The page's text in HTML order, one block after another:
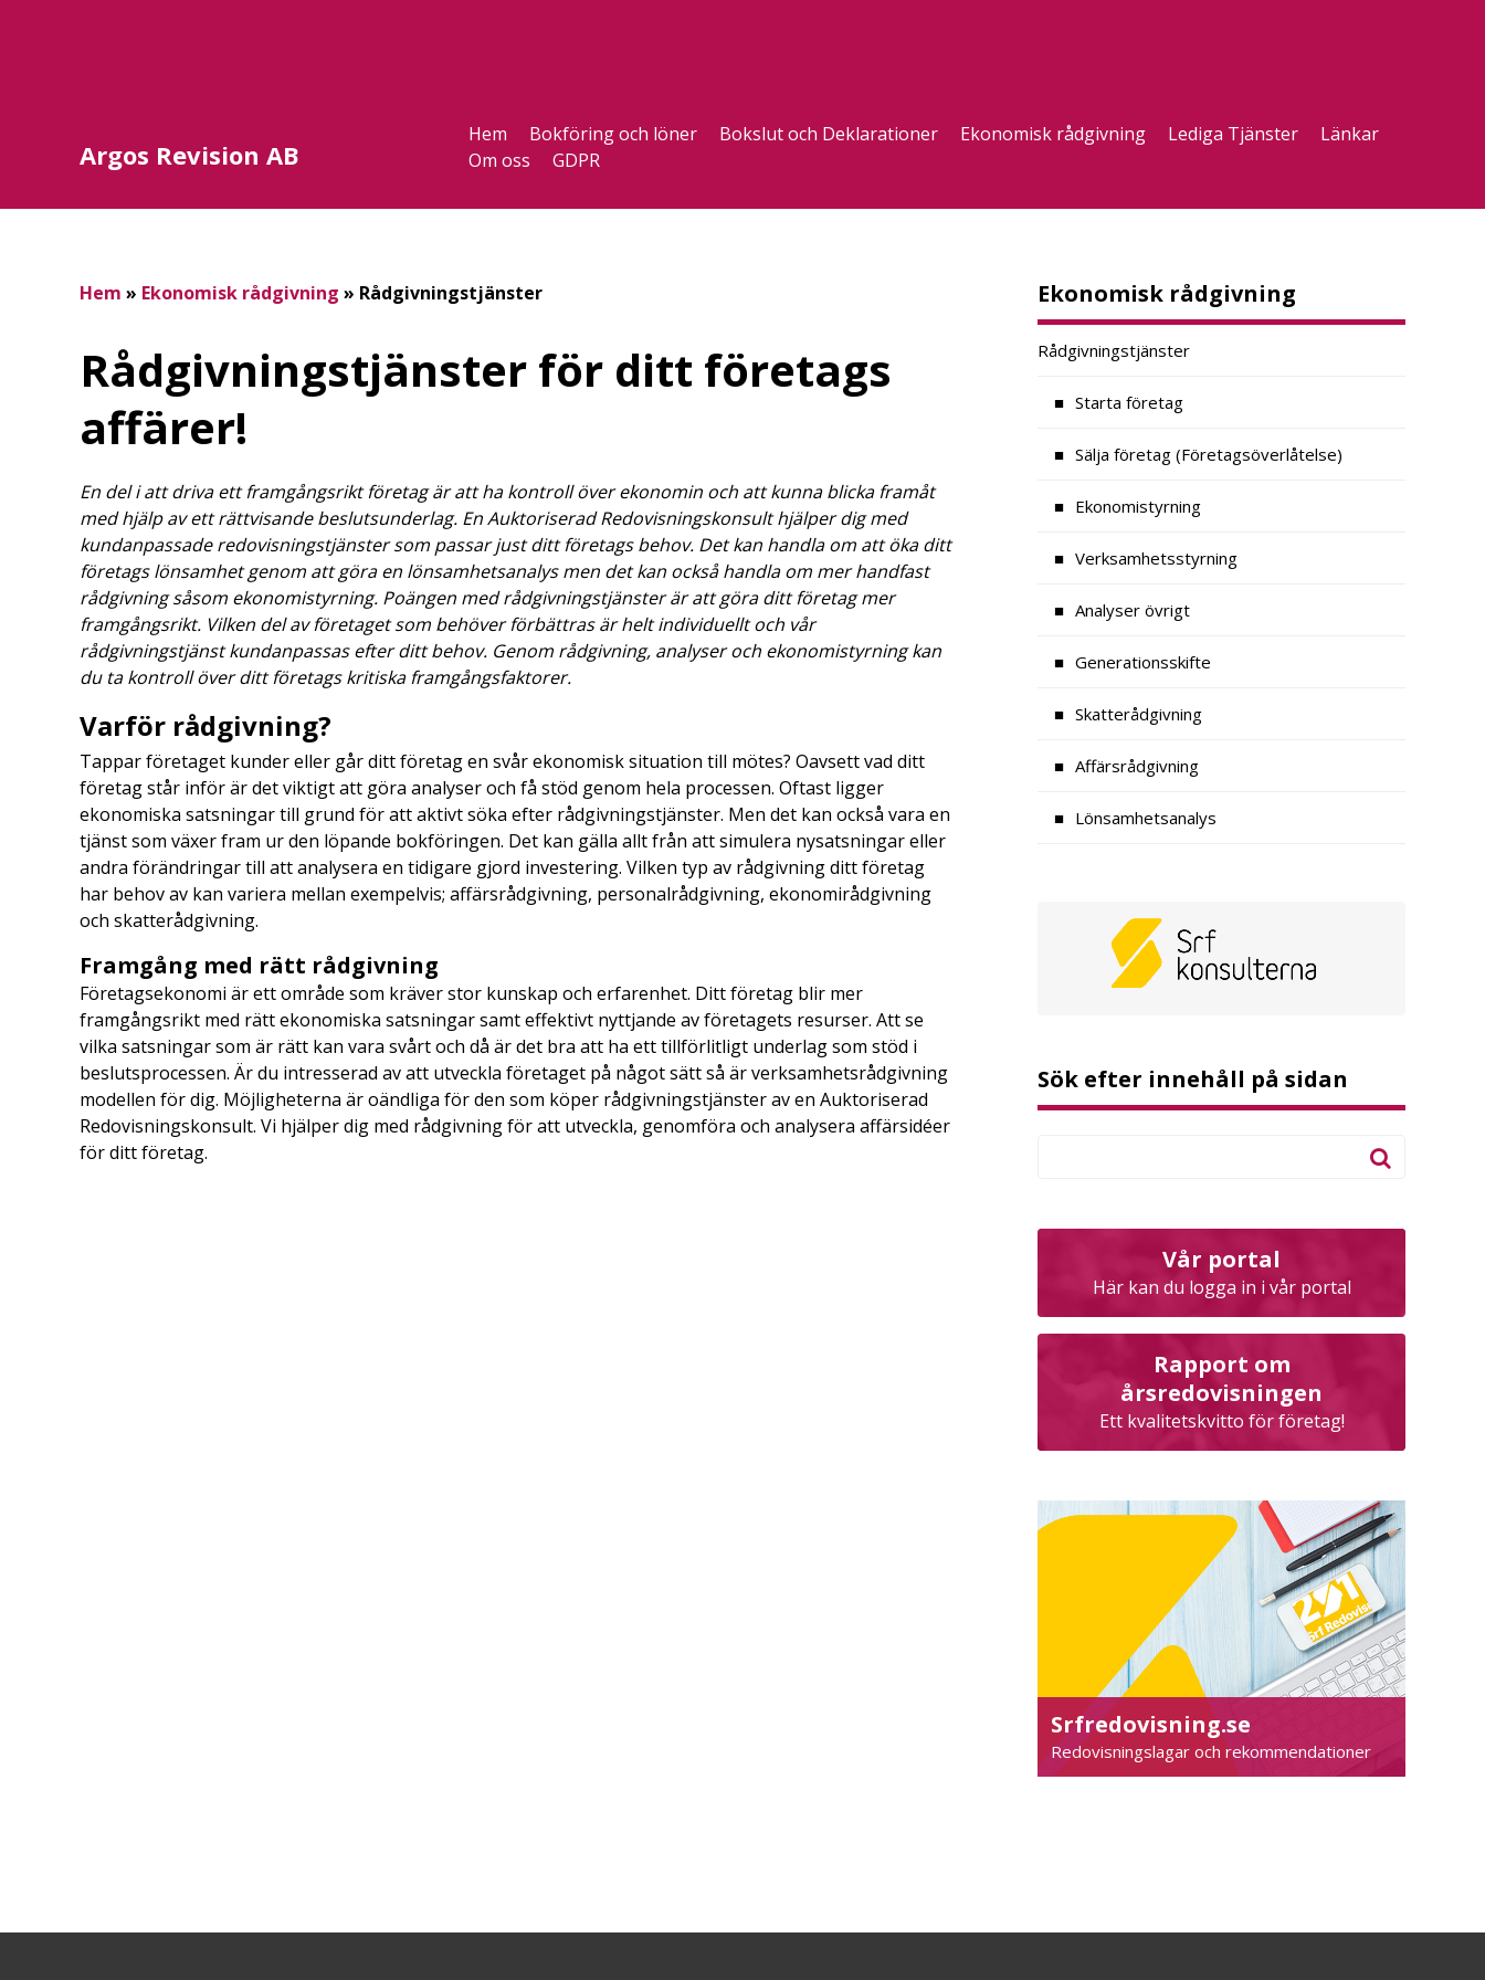
Argos Revision AB
Hem Bokföring och löner Bokslut och Deklarationer Ekonomisk rådgivning Lediga Tjänster
Länkar
Om oss
GDPR
Hem » Ekonomisk rådgivning » Rådgivningstjänster
Rådgivningstjänster för ditt företags
affärer!
En del i att driva ett framgångsrikt företag är att ha kontroll över ekonomin och att kunna blicka framåt
med hjälp av ett rättvisande beslutsunderlag. En Auktoriserad Redovisningskonsult hjälper dig med
kundanpassade redovisningstjänster som passar just ditt företags behov. Det kan handla om att öka ditt
företags lönsamhet genom att göra en lönsamhetsanalys men det kan också handla om mer handfast
rådgivning såsom ekonomistyrning. Poängen med rådgivningstjänster är att göra ditt företag mer
framgångsrikt. Vilken del av företaget som behöver förbättras är helt individuellt och vår
rådgivningstjänst kundanpassas efter ditt behov. Genom rådgivning, analyser och ekonomistyrning kan
du ta kontroll över ditt företags kritiska framgångsfaktorer.
Varför rådgivning?
Tappar företaget kunder eller går ditt företag en svår ekonomisk situation till mötes? Oavsett vad ditt
företag står inför är det viktigt att göra analyser och få stöd genom hela processen. Oftast ligger
ekonomiska satsningar till grund för att aktivt söka efter rådgivningstjänster. Men det kan också vara en
tjänst som växer fram ur den löpande bokföringen. Det kan gälla allt från att simulera nysatsningar eller
andra förändringar till att analysera en tidigare gjord investering. Vilken typ av rådgivning ditt företag
har behov av kan variera mellan exempelvis; affärsrådgivning, personalrådgivning, ekonomirådgivning
och skatterådgivning.
Framgång med rätt rådgivning
Företagsekonomi är ett område som kräver stor kunskap och erfarenhet. Ditt företag blir mer
framgångsrikt med rätt ekonomiska satsningar samt effektivt nyttjande av företagets resurser. Att se
vilka satsningar som är rätt kan vara svårt och då är det bra att ha ett tillförlitligt underlag som stöd i
beslutsprocessen. Är du intresserad av att utveckla företaget på något sätt så är verksamhetsrådgivning
modellen för dig. Möjligheterna är oändliga för den som köper rådgivningstjänster av en Auktoriserad
Redovisningskonsult. Vi hjälper dig med rådgivning för att utveckla, genomföra och analysera affärsidéer
för ditt företag.
Ekonomisk rådgivning
Rådgivningstjänster
Starta företag
Sälja företag (Företagsöverlåtelse)
Ekonomistyrning
Verksamhetsstyrning
Analyser övrigt
Generationsskifte
Skatterådgivning
Affärsrådgivning
Lönsamhetsanalys
Sök efter innehåll på sidan
Vår portal
Här kan du logga in i vår portal
Rapport om
årsredovisningen
Ett kvalitetskvitto för företag!
Srfredovisning.se
Redovisningslagar och rekommendationer